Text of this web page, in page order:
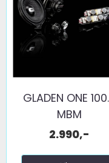
GLADEN ONE
MBM
2.990,-